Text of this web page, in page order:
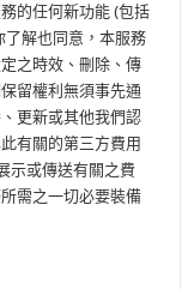
的任何新功能 (包括
了解也同意，本服務
之時效、刪除、傳
留權利無須事先通
更新或其他我們認
有關的第三方費用
示或傳送有關之費
需之一切必要裝備